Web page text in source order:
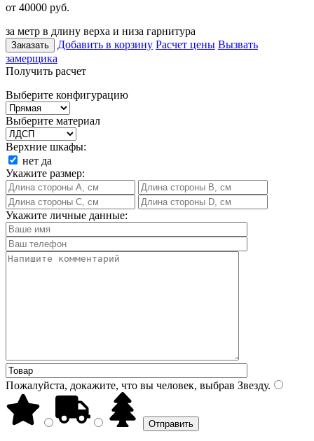
от 40000 руб.
за метр в длину верха и низа гарнитура
Заказать Добавить в корзину Расчет цены Вызвать
замерщика
Получить расчет
Выберите конфигурацию
Выберите материал
Верхние шкафы:
нет да
Укажите размер:
Укажите личные данные:
Пожалуйста, докажите, что вы человек, выбрав Звезду.